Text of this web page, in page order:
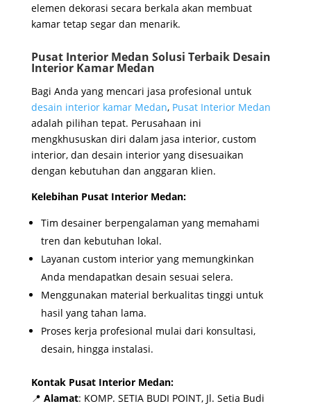
elemen dekorasi secara berkala akan membuat
kamar tetap segar dan menarik.
Pusat Interior Medan Solusi Terbaik Desain
Interior Kamar Medan
Bagi Anda yang mencari jasa profesional untuk
desain interior kamar Medan, Pusat Interior Medan
adalah pilihan tepat. Perusahaan ini
mengkhususkan diri dalam jasa interior, custom
interior, dan desain interior yang disesuaikan
dengan kebutuhan dan anggaran klien.
Kelebihan Pusat Interior Medan:
Tim desainer berpengalaman yang memahami
tren dan kebutuhan lokal.
Layanan custom interior yang memungkinkan
Anda mendapatkan desain sesuai selera.
Menggunakan material berkualitas tinggi untuk
hasil yang tahan lama.
Proses kerja profesional mulai dari konsultasi,
desain, hingga instalasi.
Kontak Pusat Interior Medan:
📍 Alamat: KOMP. SETIA BUDI POINT, Jl. Setia Budi